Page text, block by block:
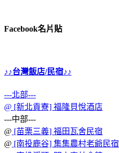
Facebook名片貼
♪♪台灣飯店/民宿♪♪
---北部---
@ [新北貢寮] 福隆貝悅酒店
---中部---
@ [苗栗三義] 福田瓦舍民宿
@ [南投鹿谷] 集集農村老爺民宿